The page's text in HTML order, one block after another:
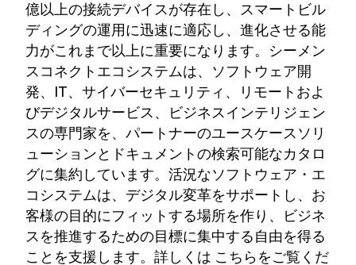
億以上の接続デバイスが存在し、スマートビル
ディングの運用に迅速に適応し、進化させる能
力がこれまで以上に重要になります。シーメン
スコネクトエコシステムは、ソフトウェア開
発、IT、サイバーセキュリティ、リモートおよ
びデジタルサービス、ビジネスインテリジェン
スの専門家を、パートナーのユースケースソリ
ューションとドキュメントの検索可能なカタロ
グに集約しています。活況なソフトウェア・エ
コシステムは、デジタル変革をサポートし、お
客様の目的にフィットする場所を作り、ビジネ
スを推進するための目標に集中する自由を得る
ことを支援します。詳しくは こちらをご覧くだ